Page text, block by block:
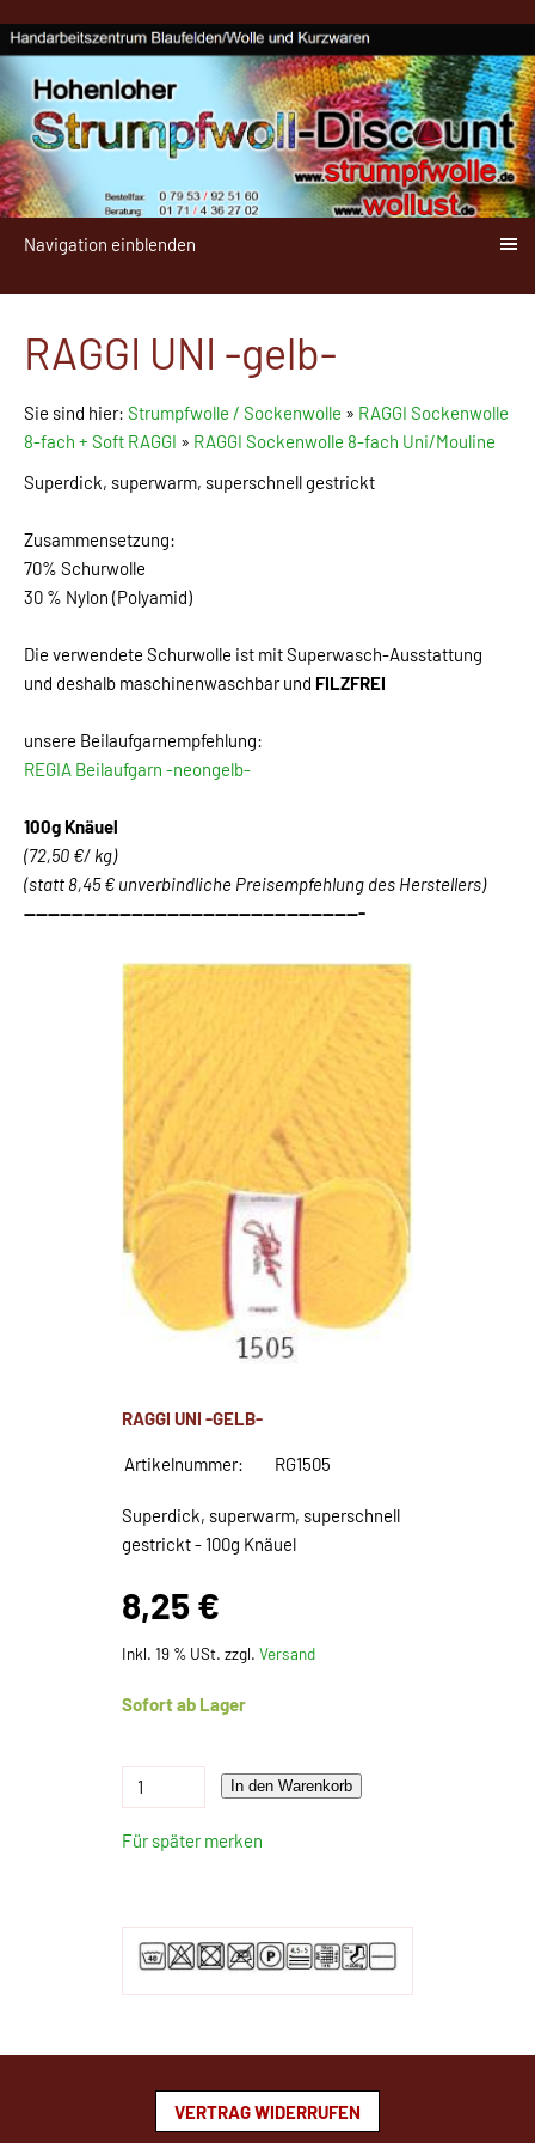
Navigation einblenden
RAGGI UNI -gelb-
Sie sind hier: Strumpfwolle / Sockenwolle » RAGGI Sockenwolle
8-fach + Soft RAGGI » RAGGI Sockenwolle 8-fach Uni/Mouline
Superdick, superwarm, superschnell gestrickt
Zusammensetzung:
70% Schurwolle
30 % Nylon (Polyamid)
Die verwendete Schurwolle ist mit Superwasch-Ausstattung
und deshalb maschinenwaschbar und FILZFREI
unsere Beilaufgarnempfehlung:
REGIA Beilaufgarn -neongelb-
100g Knäuel
(72,50 €/ kg)
(statt 8,45 € unverbindliche Preisempfehlung des Herstellers)
---------------------------------------------------------
RAGGI UNI -GELB-
Artikelnummer: RG1505
Superdick, superwarm, superschnell
gestrickt - 100g Knäuel
8,25 €
Inkl. 19 % USt. zzgl. Versand
Sofort ab Lager
In den Warenkorb
Für später merken
VERTRAG WIDERRUFEN